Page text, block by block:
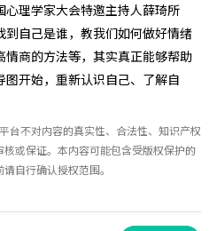
理学家大会特邀主持人薛琦所
自己是谁，教我们如何做好情绪
商的方法等，其实真正能够帮助
开始，重新认识自己、了解自
台不对内容的真实性、合法性、知识产权
或保证。本内容可能包含受版权保护的
自行确认授权范围。